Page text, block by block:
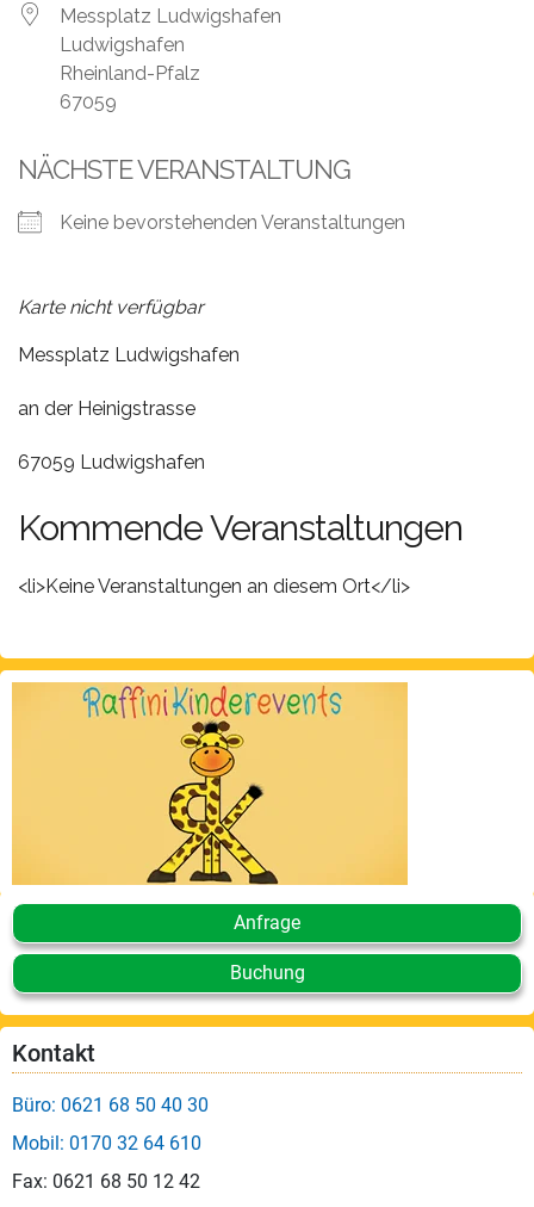
Über
uns
Events
Videos
Blog
Jobs
Partner/Links
Messplatz Ludwigshafen
Ludwigshafen
Rheinland-Pfalz
67059
NÄCHSTE VERANSTALTUNG
Keine bevorstehenden Veranstaltungen
Karte nicht verfügbar
Messplatz Ludwigshafen
an der Heinigstrasse
67059 Ludwigshafen
Kommende Veranstaltungen
<li>Keine Veranstaltungen an diesem Ort</li>
Anfrage
Buchung
Kontakt
Büro: 0621 68 50 40 30
Mobil: 0170 32 64 610
Fax: 0621 68 50 12 42